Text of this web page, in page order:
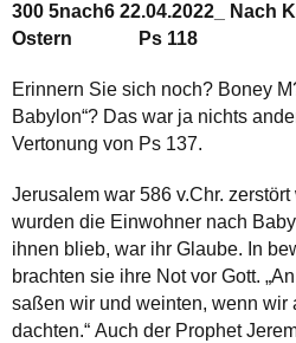
300 5nach6 22.04.2022_ Nach
Ostern
Ps 118
Erinnern Sie sich noch? Boney
Babylon“? Das war ja nichts
Vertonung von Ps 137.
Jerusalem war 586 v.Chr.
wurden die Einwohner nach
ihnen blieb, war ihr Glaube. In
brachten sie ihre Not vor Gott.
saßen wir und weinten, wenn wir
dachten.“ Auch der Prophet